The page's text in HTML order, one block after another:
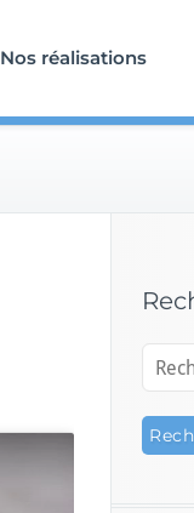
Nos réalisations